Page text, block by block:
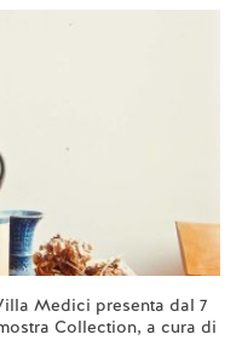
Medici presenta dal 7
Collection, a cura di